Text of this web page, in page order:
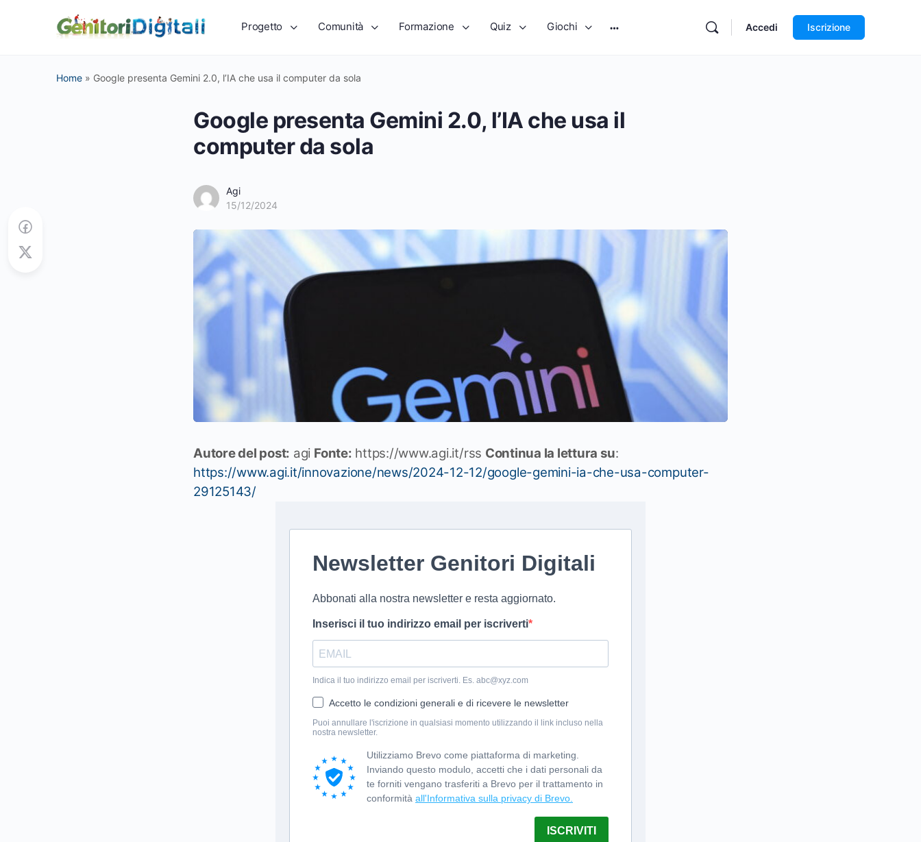
Progetto Comunità Formazione Quiz Giochi Accedi Iscrizione
Home » Google presenta Gemini 2.0, l’IA che usa il computer da sola
Google presenta Gemini 2.0, l’IA che usa il
computer da sola
Agi
15/12/2024
Autore del post: agi Fonte: https://www.agi.it/rss Continua la lettura su:
https://www.agi.it/innovazione/news/2024-12-12/google-gemini-ia-che-usa-computer-
29125143/